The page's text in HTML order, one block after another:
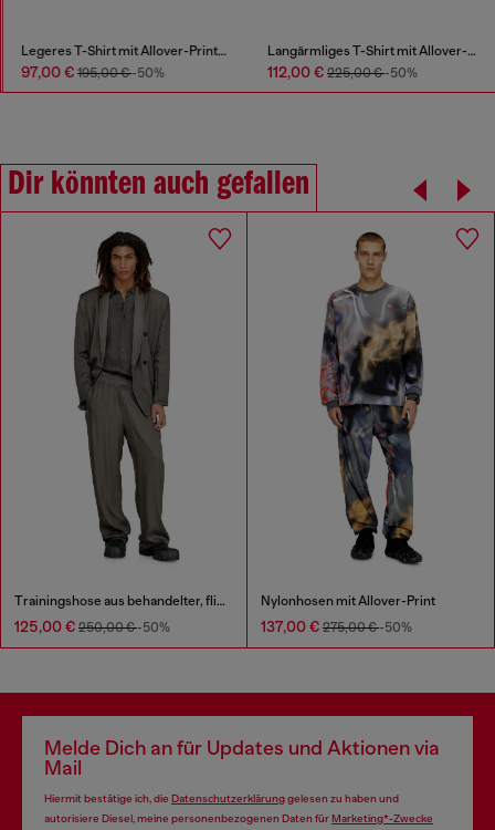
Legeres T-Shirt mit Allover-Prints und Applikationen
97,00 € 195,00 €-50%
Langärmliges T-Shirt mit Allover-Print und Aufnähern
112,00 € 225,00 €-50%
Dir könnten auch gefallen
Trainingshose aus behandelter, fließender Viskose
125,00 € 250,00 €-50%
Nylonhosen mit Allover-Print
137,00 € 275,00 €-50%
Melde Dich an für Updates und Aktionen via
Mail
Hiermit bestätige ich, die Datenschutzerklärunggelesen zu haben und
autorisiere Diesel, meine personenbezogenen Daten fürMarketing*-Zwecke